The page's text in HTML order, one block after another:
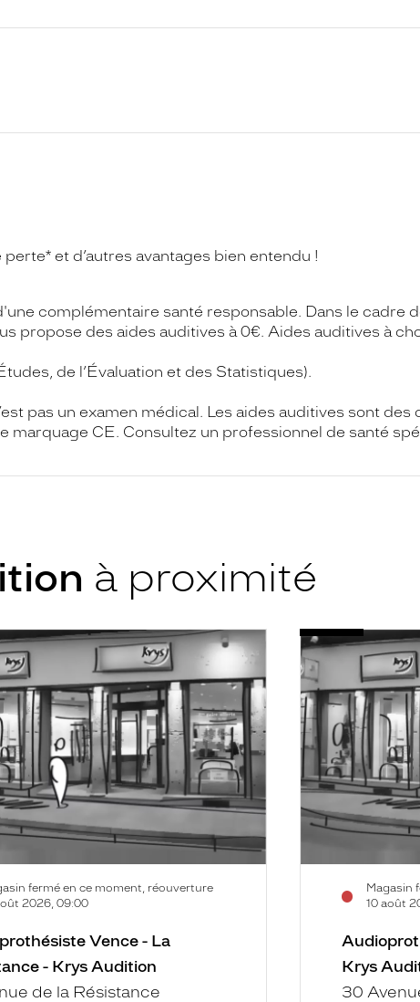
et d’autres avantages bien entendu !
complémentaire santé responsable. Dans le cadre
propose des aides auditives à 0€. Aides auditives à
de l’Évaluation et des Statistiques).
pas un examen médical. Les aides auditives sont
CE. Consultez un professionnel de santé
à proximité
fermé en ce moment, réouverture
2026, 09:00
Vence - La
- Krys Audition
de la Résistance
Nice
-
Cc
Etoile
-
Krys
Audition
Magasin
10 août
Voir
la
fiche
Krys
30